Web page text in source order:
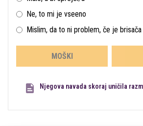
Ne, to mi je vseeno
Mislim, da to ni problem, če je
MOŠKI
Njegova navada skoraj uničila